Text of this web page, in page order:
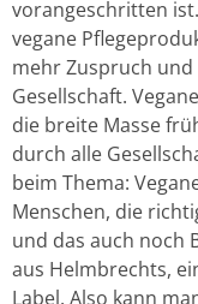
vorangeschritten
vegane
mehr Zuspruch
Gesellschaft.
die breite Masse
durch alle
beim Thema:
Menschen, die
und das auch noch
aus Helmbrechts,
Label. Also kann